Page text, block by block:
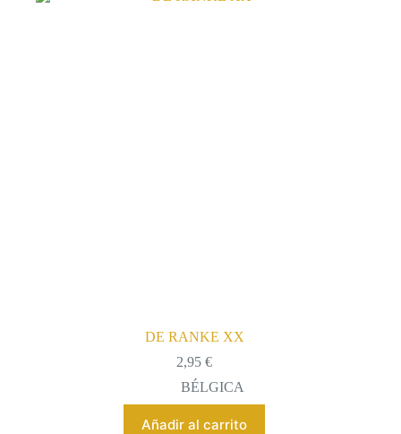
DE RANKE XX
2,95€
BÉLGICA
Añadir al carrito